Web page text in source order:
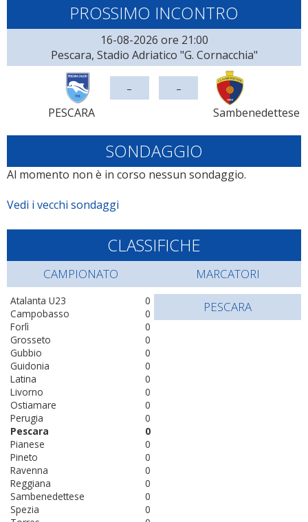
PROSSIMO INCONTRO
16-08-2026 ore 21:00
Pescara, Stadio Adriatico "G. Cornacchia"
PESCARA
- -
Sambenedettese
SONDAGGIO
Al momento non è in corso nessun sondaggio.
Vedi i vecchi sondaggi
CLASSIFICHE
CAMPIONATO
0
Atalanta U23
0
Campobasso
0
Forlì
0
Grosseto
0
Gubbio
0
Guidonia
0
Latina
0
Livorno
0
Ostiamare
0
Perugia
0
Pescara
0
Pianese
0
Pineto
0
Ravenna
0
Reggiana
0
Sambenedettese
0
Spezia
MARCATORI
PESCARA